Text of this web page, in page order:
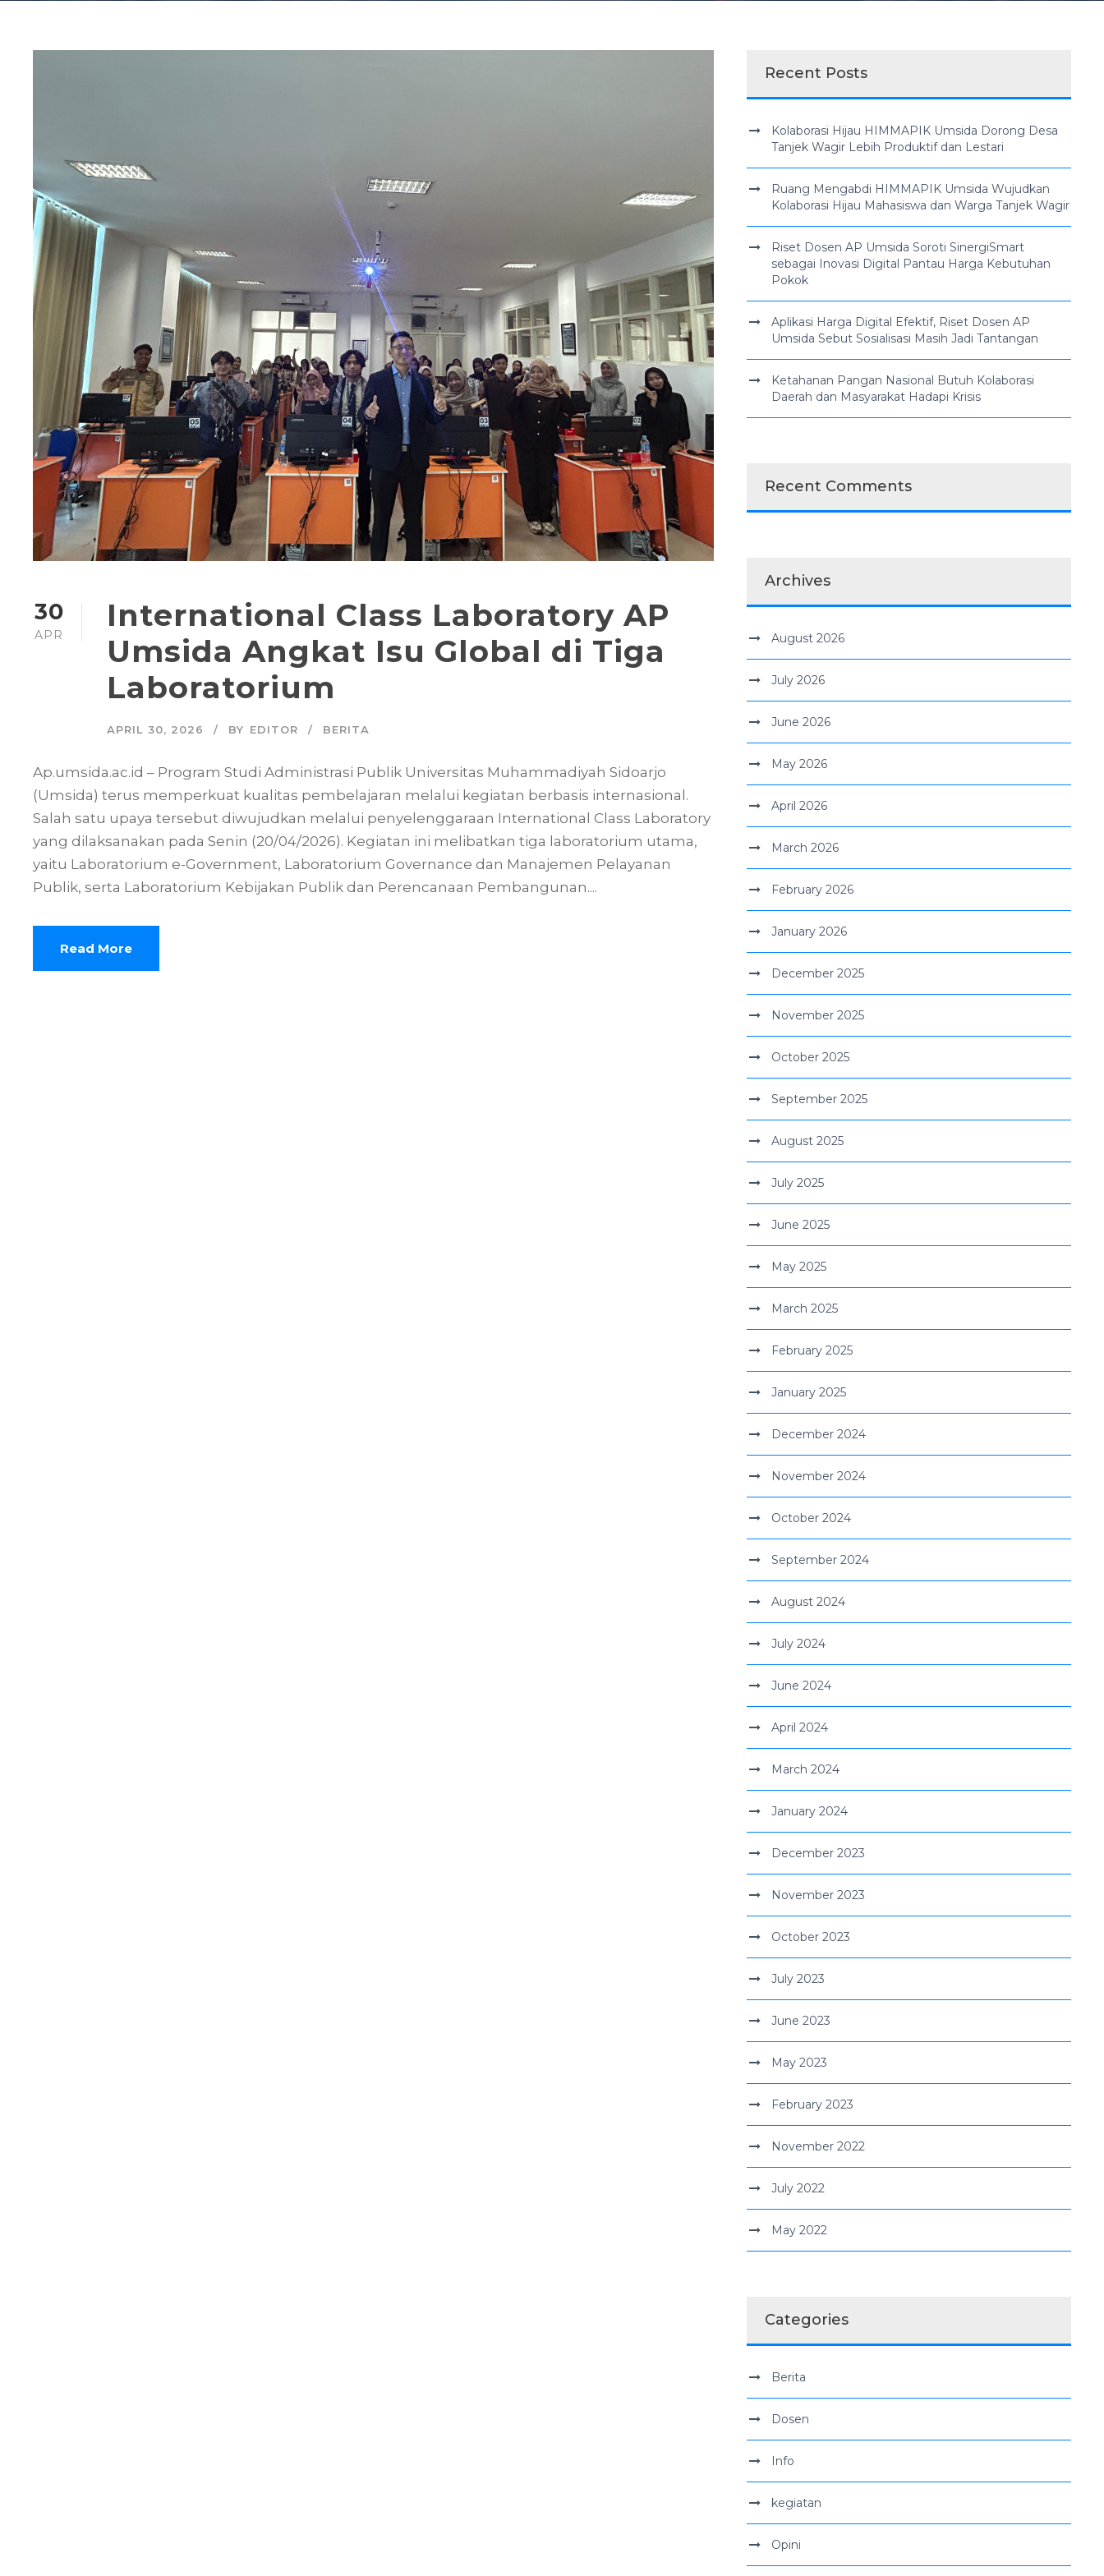
30
APR
International Class Laboratory AP
Umsida Angkat Isu Global di Tiga
Laboratorium
APRIL 30, 2026 BY EDITOR BERITA
Ap.umsida.ac.id – Program Studi Administrasi Publik Universitas Muhammadiyah Sidoarjo
(Umsida) terus memperkuat kualitas pembelajaran melalui kegiatan berbasis internasional.
Salah satu upaya tersebut diwujudkan melalui penyelenggaraan International Class Laboratory
yang dilaksanakan pada Senin (20/04/2026). Kegiatan ini melibatkan tiga laboratorium utama,
yaitu Laboratorium e-Government, Laboratorium Governance dan Manajemen Pelayanan
Publik, serta Laboratorium Kebijakan Publik dan Perencanaan Pembangunan....
Read More
Recent Posts
Kolaborasi Hijau HIMMAPIK Umsida Dorong Desa
Tanjek Wagir Lebih Produktif dan Lestari
Ruang Mengabdi HIMMAPIK Umsida Wujudkan
Kolaborasi Hijau Mahasiswa dan Warga Tanjek Wagir
Riset Dosen AP Umsida Soroti SinergiSmart
sebagai Inovasi Digital Pantau Harga Kebutuhan
Pokok
Aplikasi Harga Digital Efektif, Riset Dosen AP
Umsida Sebut Sosialisasi Masih Jadi Tantangan
Ketahanan Pangan Nasional Butuh Kolaborasi
Daerah dan Masyarakat Hadapi Krisis
Recent Comments
Archives
August 2026
July 2026
June 2026
May 2026
April 2026
March 2026
February 2026
January 2026
December 2025
November 2025
October 2025
September 2025
August 2025
July 2025
June 2025
May 2025
March 2025
February 2025
January 2025
December 2024
November 2024
October 2024
September 2024
August 2024
July 2024
June 2024
April 2024
March 2024
January 2024
December 2023
November 2023
October 2023
July 2023
June 2023
May 2023
February 2023
November 2022
July 2022
May 2022
Categories
Berita
Dosen
Info
kegiatan
Opini